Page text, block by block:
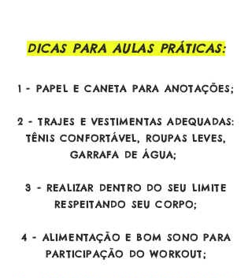
DICAS PARA AULAS PRÁTICAS:
1 - PAPEL E CANETA PARA ANOTAÇÕES;
2 - TRAJES E VESTIMENTAS ADEQUADAS:
TÊNIS CONFORTÁVEL, ROUPAS LEVES,
GARRAFA DE ÁGUA;
3 - REALIZAR DENTRO DO SEU LIMITE
RESPEITANDO SEU CORPO;
4 - ALIMENTAÇÃO E BOM SONO PARA
PARTICIPAÇÃO DO WORKOUT;